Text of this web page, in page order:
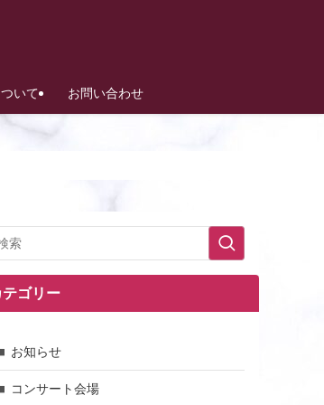
いて お問い合わせ
テゴリー
お知らせ
コンサート会場